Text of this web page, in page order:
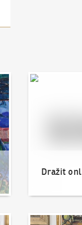
Dražit
Dražit online -
Nabídnout dílo